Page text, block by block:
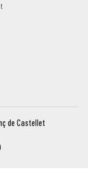
de Castellet